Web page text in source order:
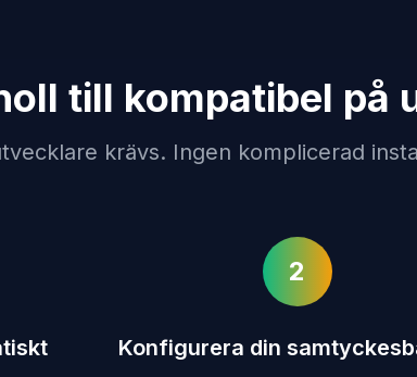
till kompatibel på
krävs. Ingen komplicerad
2
Konfigurera din